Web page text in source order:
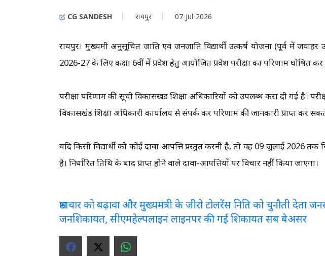
CG SANDESH रायपुर 07-Jul-2026
रायपुर। मुख्यमंत्री अनुसूचित जाति एवं जनजाति विद्यार्थी उत्कर्ष योजना (पूर्व में जवाहर
2026-27 के लिए कक्षा 6वीं में प्रवेश हेतु आयोजित प्रवेश परीक्षा का परिणाम घोषित कर
परीक्षा परिणाम की सूची विकासखंड शिक्षा अधिकारियों को उपलब्ध करा दी गई है।
विकासखंड शिक्षा अधिकारी कार्यालय से संपर्क कर परिणाम की जानकारी प्राप्त कर
यदि किसी विद्यार्थी को कोई दावा आपत्ति प्रस्तुत करनी है, तो वह 09 जुलाई 2026 तक
है। निर्धारित तिथि के बाद प्राप्त होने वाले दावा-आपत्तियों पर विचार नहीं किया जाएगा।
भ्रष्टाचार को बढ़ावा और मुख्यमंत्री के जीरो टोलरेंस निति को चुनौती देता
जनशिकायत, सीएमहेल्पलाइन लाइनपर की गई शिकायत सब बेअसर